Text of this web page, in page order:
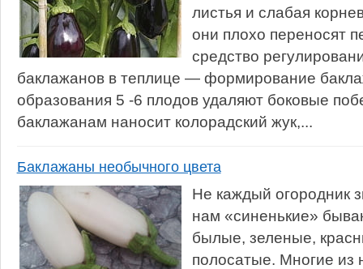
листья и слабая
они плохо переносят
средство
баклажанов в теплице — формирование
образования 5 -6 плодов удаляют боковые
баклажанам наносит колорадский жук,...
Баклажаны необычного цвета
Не каждый огородник
нам «синенькие»
былые, зеленые,
полосатые. Многие из